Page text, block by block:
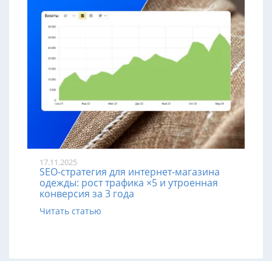
17.11.2025
SEO-стратегия для интернет-магазина
одежды: рост трафика ×5 и утроенная
конверсия за 3 года
Читать статью